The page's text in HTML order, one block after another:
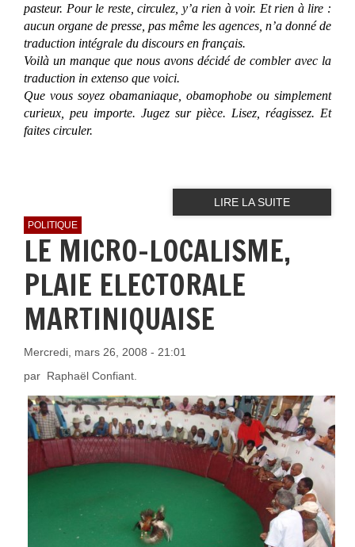
pasteur. Pour le reste, circulez, y’a rien à voir. Et rien à lire :
aucun organe de presse, pas même les agences, n’a donné de
traduction intégrale du discours en français.
Voilà un manque que nous avons décidé de combler avec la
traduction in extenso que voici.
Que vous soyez obamaniaque, obamophobe ou simplement
curieux, peu importe. Jugez sur pièce. Lisez, réagissez. Et
faites circuler.
LIRE LA SUITE
POLITIQUE
LE MICRO-LOCALISME,
PLAIE ELECTORALE
MARTINIQUAISE
Mercredi, mars 26, 2008 - 21:01
par Raphaël Confiant.